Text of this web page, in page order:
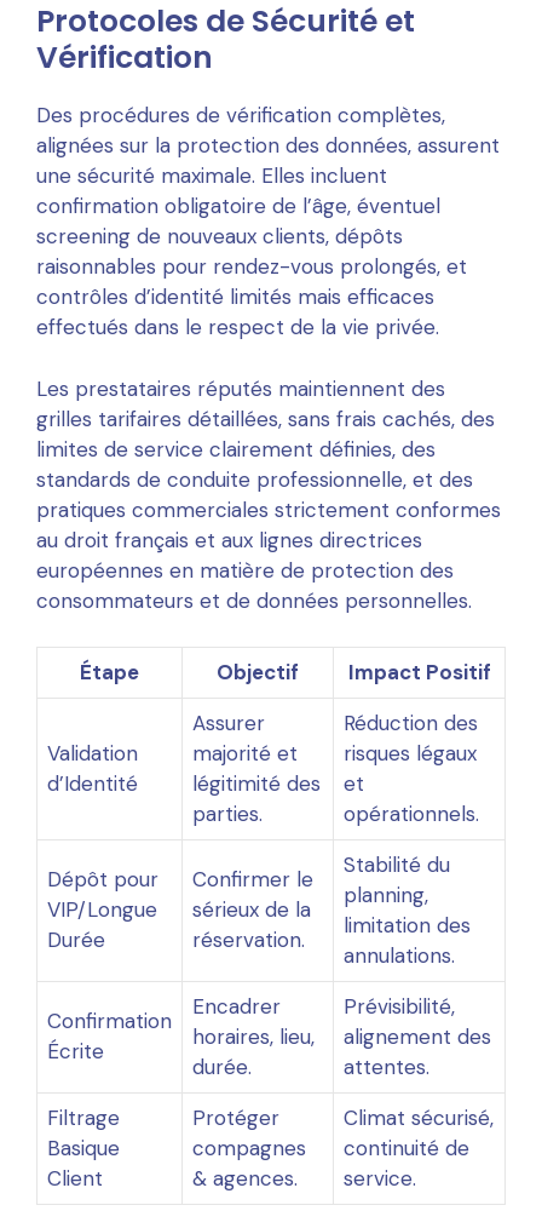
Protocoles de Sécurité et
Vérification
Des procédures de vérification complètes,
alignées sur la protection des données, assurent
une sécurité maximale. Elles incluent
confirmation obligatoire de l’âge, éventuel
screening de nouveaux clients, dépôts
raisonnables pour rendez-vous prolongés, et
contrôles d’identité limités mais efficaces
effectués dans le respect de la vie privée.
Les prestataires réputés maintiennent des
grilles tarifaires détaillées, sans frais cachés, des
limites de service clairement définies, des
standards de conduite professionnelle, et des
pratiques commerciales strictement conformes
au droit français et aux lignes directrices
européennes en matière de protection des
consommateurs et de données personnelles.
Étape Objectif Impact Positif
Validation
d’Identité
Assurer
majorité et
légitimité des
parties.
Réduction des
risques légaux
et
opérationnels.
Dépôt pour
VIP/Longue
Durée
Confirmer le
sérieux de la
réservation.
Stabilité du
planning,
limitation des
annulations.
Confirmation
Écrite
Encadrer
horaires, lieu,
durée.
Prévisibilité,
alignement des
attentes.
Filtrage
Basique
Client
Protéger
compagnes
& agences.
Climat sécurisé,
continuité de
service.